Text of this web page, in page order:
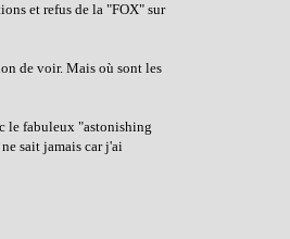
et refus de la "FOX" sur
de voir. Mais où sont les
le fabuleux "astonishing
sait jamais car j'ai